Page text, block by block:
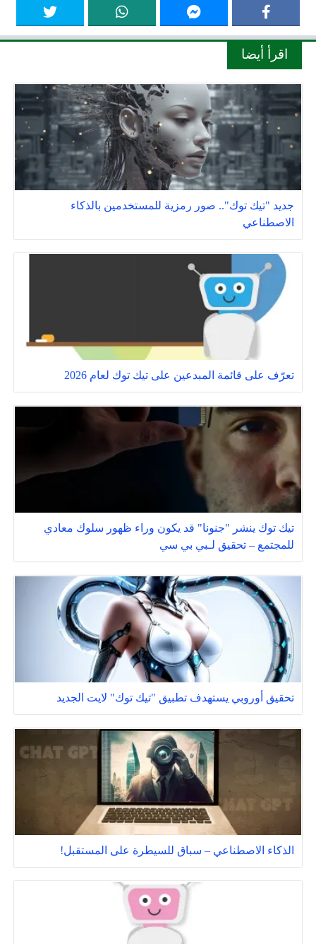
اقرأ أيضا
جديد "تيك توك".. صور رمزية للمستخدمين بالذكاء
الاصطناعي
تعرّف على قائمة المبدعين على تيك توك لعام 2026
تيك توك ينشر "جنونا" قد يكون وراء ظهور سلوك معادي
للمجتمع – تحقيق لـبي بي سي
تحقيق أوروبي يستهدف تطبيق "تيك توك" لايت الجديد
الذكاء الاصطناعي – سباق للسيطرة على المستقبل!